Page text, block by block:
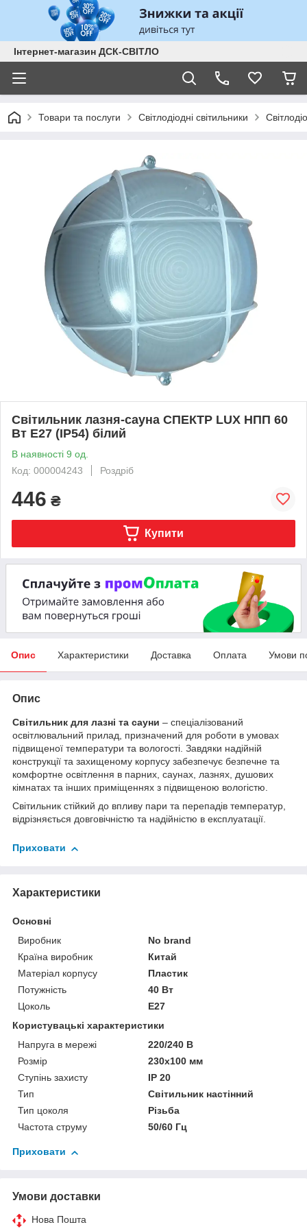
Інтернет-магазин ДСК-СВІТЛО
Товари та послуги Світлодіодні світильники
Світильник лазня-сауна СПЕКТР LUX НПП 60
Вт E27 (IP54) білий
В наявності 9 од.
Код: 000004243
Роздріб
446 ₴
Купити
Опис Характеристики Доставка Оплата Умови
Опис
Світильник для лазні та сауни – спеціалізований
освітлювальний прилад, призначений для роботи в умовах
підвищеної температури та вологості. Завдяки надійній
конструкції та захищеному корпусу забезпечує безпечне та
комфортне освітлення в парних, саунах, лазнях, душових
кімнатах та інших приміщеннях з підвищеною вологістю.
Світильник стійкий до впливу пари та перепадів температур,
відрізняється довговічністю та надійністю в експлуатації.
Приховати
Характеристики
Основні
Виробник
No brand
Країна виробник
Китай
Матеріал корпусу
Пластик
Потужність
40 Вт
Цоколь
E27
Користувацькі характеристики
Напруга в мережі
220/240 В
Розмір
230х100 мм
Ступінь захисту
IP 20
Тип
Світильник настінний
Тип цоколя
Різьба
Частота струму
50/60 Гц
Приховати
Умови доставки
Нова Пошта